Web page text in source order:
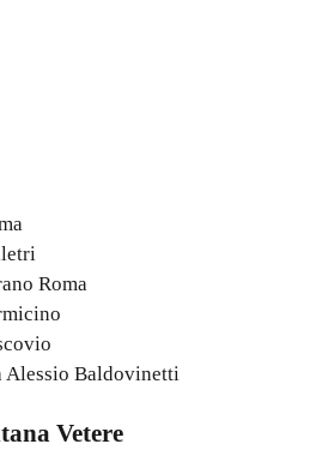
Roma
Alessio Baldovinetti
Vetere